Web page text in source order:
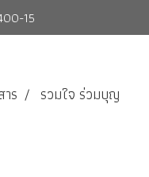
15
ร รวมใจ ร่วมบุญ